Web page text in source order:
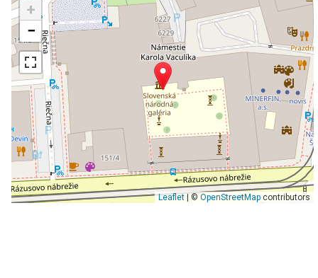
+
−
Leaflet| © OpenStreetMapcontributors